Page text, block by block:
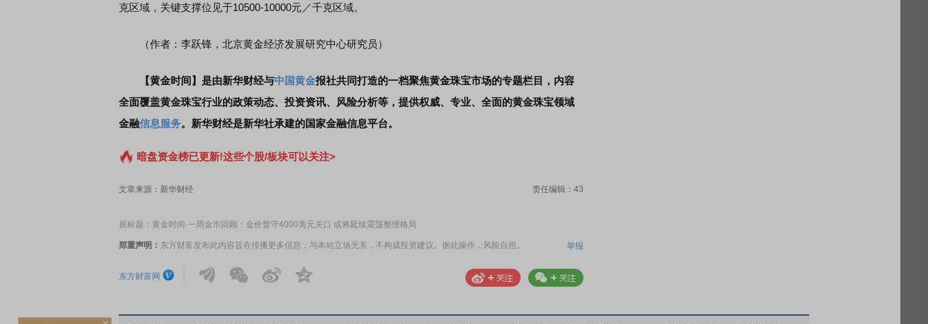
克区域，关键支撑位见于10500-10000元／千克区域。
（作者：李跃锋，北京黄金经济发展研究中心研究员）
【黄金时间】是由新华财经与中国黄金报社共同打造的一档聚焦黄金珠宝市场的专题栏目，内容
全面覆盖黄金珠宝行业的政策动态、投资资讯、风险分析等，提供权威、专业、全面的黄金珠宝领域
金融信息服务。新华财经是新华社承建的国家金融信息平台。
暗盘资金榜已更新!这些个股/板块可以关注>
文章来源：新华财经 责任编辑：43
原标题：黄金时间·一周金市回顾：金价暂守4000美元关口 或将延续震荡整理格局
郑重声明： 东方财富发布此内容旨在传播更多信息，与本站立场无关，不构成投资建议。据此操作，风险自担。 举报
东方财富网